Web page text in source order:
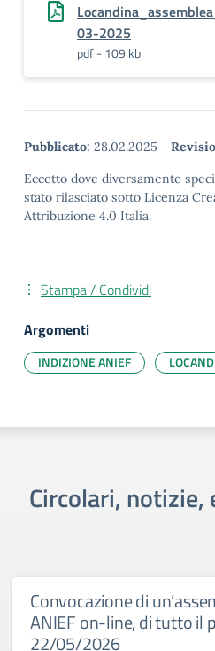
03-2025
pdf - 109 kb
Pubblicato: 28.02.2025 -
Eccetto dove diversamente
stato rilasciato sotto Licenza
Attribuzione 4.0 Italia.
Stampa / Condividi
Argomenti
INDIZIONE ANIEF
Circolari,
Convocazione di
ANIEF on-line, di tutto il
22/05/2026